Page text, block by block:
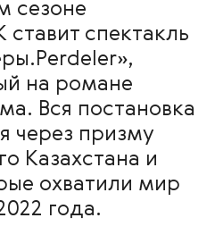
сезоне
спектакль
на романе
Вся постановка
через призму
Казахстана и
охватили мир
года.